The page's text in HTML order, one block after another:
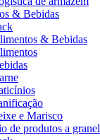
& Bebidas
& Bebidas
e Marisco
de produtos a granel